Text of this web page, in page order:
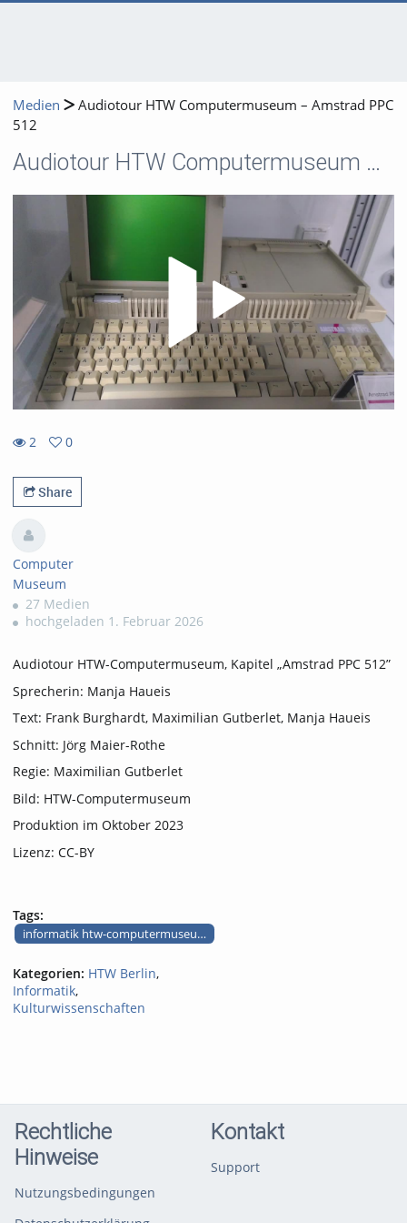
Medien
Audiotour HTW Computermuseum – Amstrad PPC
512
Audiotour HTW Computermuseum – Amstrad PPC 512
2
views
0
favorites
Share
Computer
Museum
27 Medien
hochgeladen 1. Februar 2026
Audiotour HTW-Computermuseum, Kapitel „Amstrad PPC 512”
Sprecherin: Manja Haueis
Text: Frank Burghardt, Maximilian Gutberlet, Manja Haueis
Schnitt: Jörg Maier-Rothe
Regie: Maximilian Gutberlet
Bild: HTW-Computermuseum
Produktion im Oktober 2023
Lizenz: CC-BY
Tags:
informatik htw-computermuseum audiotour laptop amstrad ppc 512
Kategorien: HTW Berlin,
Informatik,
Kulturwissenschaften
Rechtliche
Hinweise
Nutzungsbedingungen
Kontakt
Support